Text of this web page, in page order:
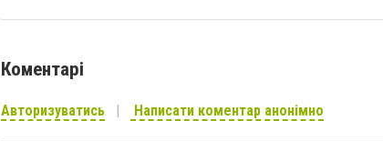
Коментарі
Авторизуватись Написати коментар анонімно